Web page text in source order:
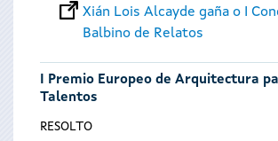
Xián Lois Alcayde gaña o I
Balbino de Relatos
I Premio Europeo de Arquitectura
Talentos
RESOLTO